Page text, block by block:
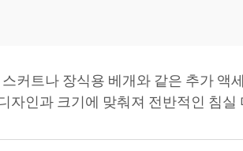
커트나 장식용 베개와 같은 추가 액
자인과 크기에 맞춰져 전반적인 침실